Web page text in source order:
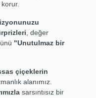
, değer
"Unutulmaz bir
çiçeklerin
alanımız.
sarsıntısız bir